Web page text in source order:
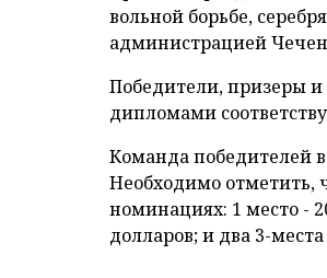
вольной борьбе,
администрацией
Победители, призеры
дипломами
Команда победителей
Необходимо отметить,
номинациях: 1 место -
долларов; и два 3-